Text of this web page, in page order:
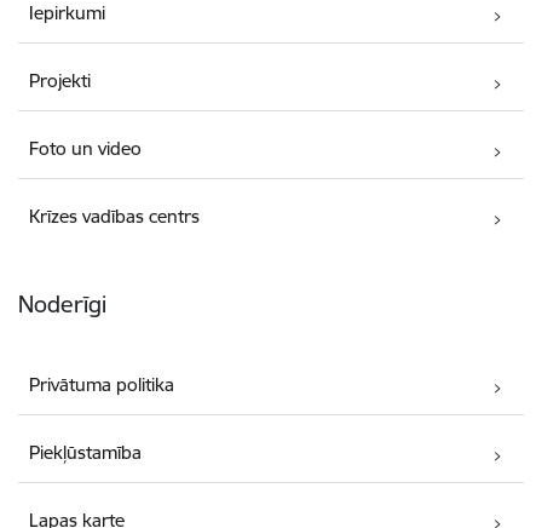
Iepirkumi
Projekti
Foto un video
Krīzes vadības centrs
Noderīgi
Privātuma politika
Piekļūstamība
Lapas karte